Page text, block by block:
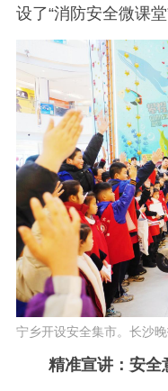
设了“消防安全微课堂
宁乡开设安全集市。长沙
精准宣讲：安全